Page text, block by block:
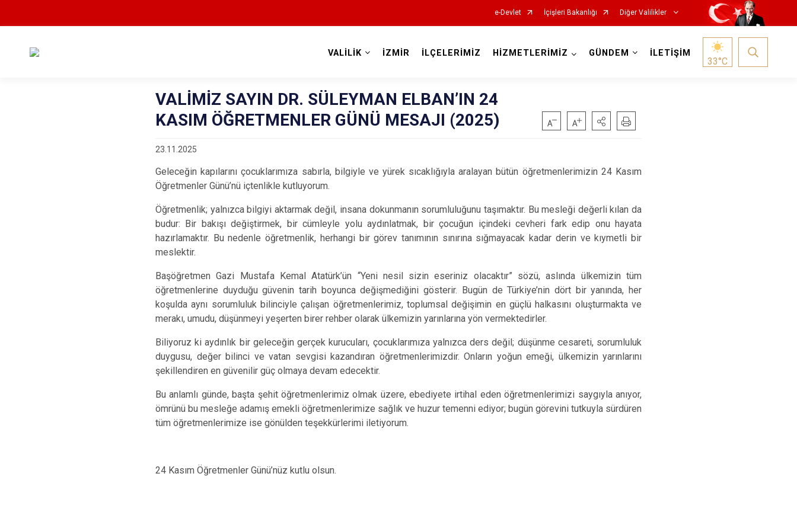
e-Devlet İçişleri Bakanlığı Diğer Valilikler
VALİLİK İZMİR İLÇELERİMİZ HİZMETLERİMİZ GÜNDEM İLETİŞİM
33°C
VALİMİZ SAYIN DR. SÜLEYMAN ELBAN’IN 24
KASIM ÖĞRETMENLER GÜNÜ MESAJI (2025)
23.11.2025
Geleceğin kapılarını çocuklarımıza sabırla, bilgiyle ve yürek sıcaklığıyla aralayan bütün öğretmenlerimizin 24 Kasım
Öğretmenler Günü’nü içtenlikle kutluyorum.
Öğretmenlik; yalnızca bilgiyi aktarmak değil, insana dokunmanın sorumluluğunu taşımaktır. Bu mesleği değerli kılan da
budur: Bir bakışı değiştirmek, bir cümleyle yolu aydınlatmak, bir çocuğun içindeki cevheri fark edip onu hayata
hazırlamaktır. Bu nedenle öğretmenlik, herhangi bir görev tanımının sınırına sığmayacak kadar derin ve kıymetli bir
meslektir.
Başöğretmen Gazi Mustafa Kemal Atatürk’ün “Yeni nesil sizin eseriniz olacaktır” sözü, aslında ülkemizin tüm
öğretmenlerine duyduğu güvenin tarih boyunca değişmediğini gösterir. Bugün de Türkiye’nin dört bir yanında, her
koşulda aynı sorumluluk bilinciyle çalışan öğretmenlerimiz, toplumsal değişimin en güçlü halkasını oluşturmakta ve
merakı, umudu, düşünmeyi yeşerten birer rehber olarak ülkemizin yarınlarına yön vermektedirler.
Biliyoruz ki aydınlık bir geleceğin gerçek kurucuları, çocuklarımıza yalnızca ders değil; düşünme cesareti, sorumluluk
duygusu, değer bilinci ve vatan sevgisi kazandıran öğretmenlerimizdir. Onların yoğun emeği, ülkemizin yarınlarını
şekillendiren en güvenilir güç olmaya devam edecektir.
Bu anlamlı günde, başta şehit öğretmenlerimiz olmak üzere, ebediyete irtihal eden öğretmenlerimizi saygıyla anıyor,
ömrünü bu mesleğe adamış emekli öğretmenlerimize sağlık ve huzur temenni ediyor; bugün görevini tutkuyla sürdüren
tüm öğretmenlerimize ise gönülden teşekkürlerimi iletiyorum.
24 Kasım Öğretmenler Günü’nüz kutlu olsun.